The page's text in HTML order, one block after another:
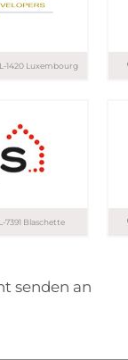
1420 Luxembourg
7391 Blaschette
senden an